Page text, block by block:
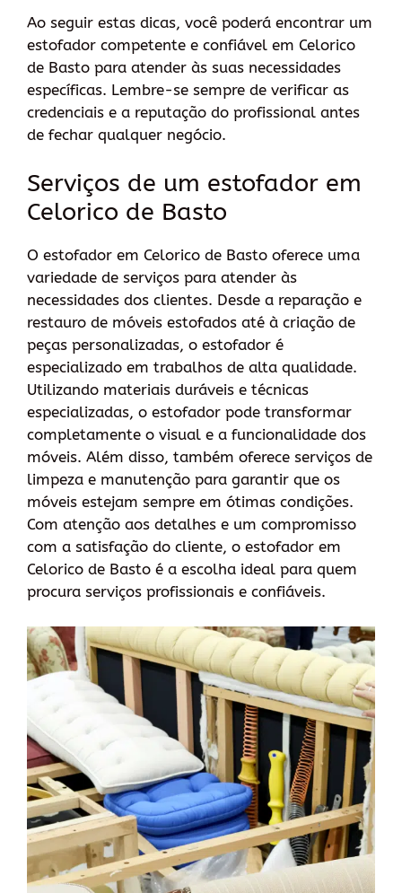
Ao seguir estas dicas, você poderá encontrar um
estofador competente e confiável em Celorico
de Basto para atender às suas necessidades
específicas. Lembre-se sempre de verificar as
credenciais e a reputação do profissional antes
de fechar qualquer negócio.
Serviços de um estofador em
Celorico de Basto
O estofador em Celorico de Basto oferece uma
variedade de serviços para atender às
necessidades dos clientes. Desde a reparação e
restauro de móveis estofados até à criação de
peças personalizadas, o estofador é
especializado em trabalhos de alta qualidade.
Utilizando materiais duráveis e técnicas
especializadas, o estofador pode transformar
completamente o visual e a funcionalidade dos
móveis. Além disso, também oferece serviços de
limpeza e manutenção para garantir que os
móveis estejam sempre em ótimas condições.
Com atenção aos detalhes e um compromisso
com a satisfação do cliente, o estofador em
Celorico de Basto é a escolha ideal para quem
procura serviços profissionais e confiáveis.